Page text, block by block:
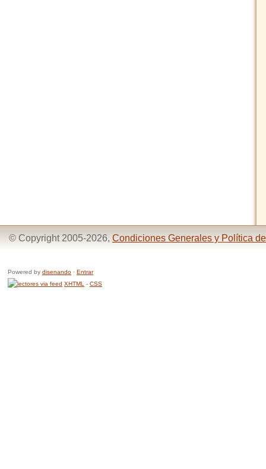
© Copyright 2005-2026, Condiciones Generales y Política
Powered by disenando · Entrar
XHTML
- CSS